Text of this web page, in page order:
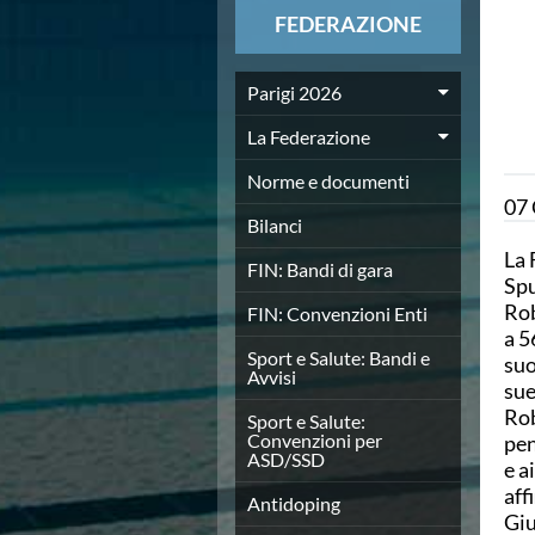
News
Europei a modo Mei
Nuoto
Eventi attività agonistica
Calendario nazionale
Norme e documenti
Risultati e Classifiche
Graduatorie
Graduatorie Stagione 2025-2026
Azzurri
Records
News
Flash News
Pallanuoto
Norme e documenti
Le Nazionali
Coppa Italia
Campionato A1 Maschile
Campionato A1 Femminile
FEDERAZIONE
Parigi 2026
La Federazione
Norme e documenti
Bilanci
FIN: Bandi di gara
FIN: Convenzioni Enti
Sport e Salute: Bandi e
Avvisi
Sport e Salute:
Convenzioni per
ASD/SSD
Antidoping
07
La
a
e